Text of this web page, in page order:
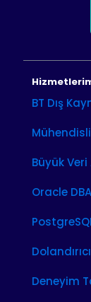
BT Dış
Büyük
Oracle DBA
Deneyim